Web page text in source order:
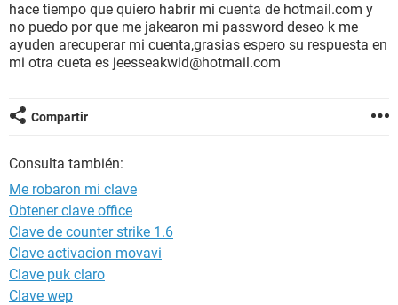
hace tiempo que quiero habrir mi cuenta de hotmail.com y
no puedo por que me jakearon mi password deseo k me
ayuden arecuperar mi cuenta,grasias espero su respuesta en
mi otra cueta es jeesseakwid@hotmail.com
Compartir
Consulta también:
Me robaron mi clave
Obtener clave office
Clave de counter strike 1.6
Clave activacion movavi
Clave puk claro
Clave wep